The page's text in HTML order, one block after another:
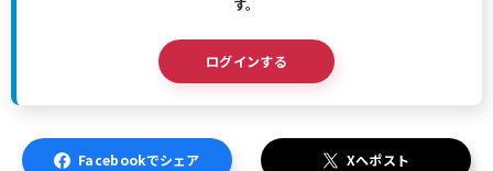
す。
ログインする
Facebookでシェア Xへポスト